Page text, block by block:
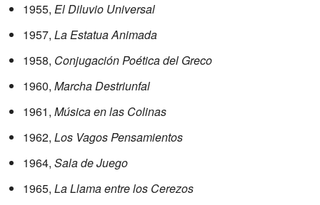
1955, El Diluvio Universal
1957, La Estatua Animada
1958, Conjugación Poética del Greco
1960, Marcha Destriunfal
1961, Música en las Colinas
1962, Los Vagos Pensamientos
1964, Sala de Juego
1965, La Llama entre los Cerezos